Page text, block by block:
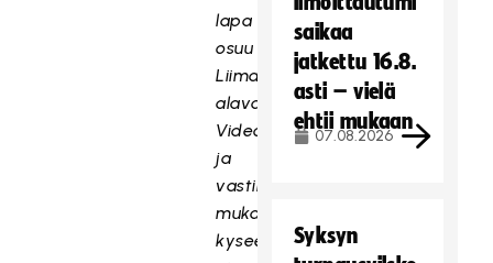
lapa
osuu
Liimattaa
alavatsaan.
Videotallenteen
ja
vastineiden
mukaan,
kyseessä
saikaa
jatkettu 16.8.
asti – vielä
ehtii mukaan
07.08.2026
Syksyn